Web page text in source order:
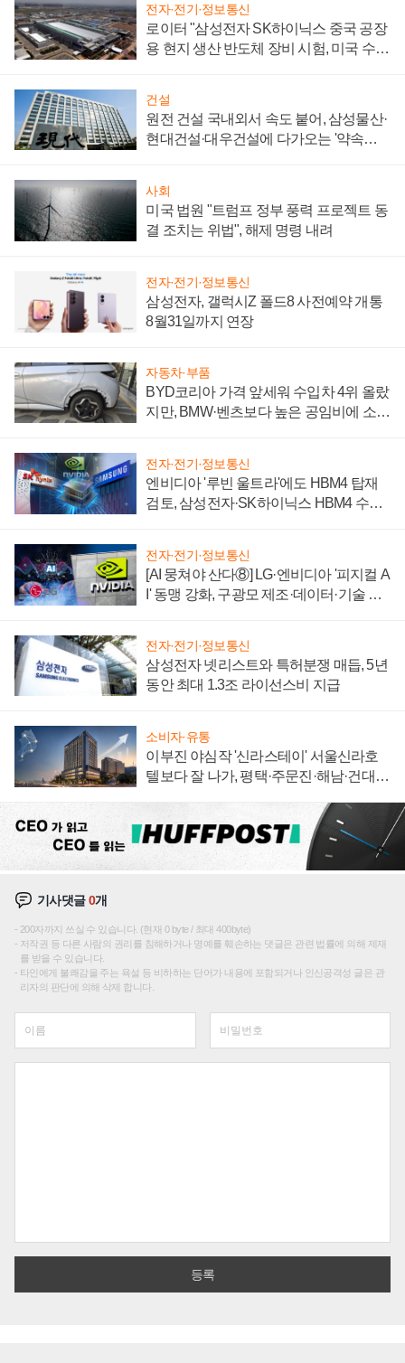
전자·전기·정보통신
로이터 "삼성전자 SK하이닉스 중국 공장
용 현지 생산 반도체 장비 시험, 미국 수출
건설
원전 건설 국내외서 속도 붙어, 삼성물산·
현대건설·대우건설에 다가오는 '약속의
사회
미국 법원 "트럼프 정부 풍력 프로젝트 동
결 조치는 위법", 해제 명령 내려
전자·전기·정보통신
삼성전자, 갤럭시Z 폴드8 사전예약 개통
8월31일까지 연장
자동차·부품
BYD코리아 가격 앞세워 수입차 4위 올랐
지만, BMW·벤츠보다 높은 공임비에 소비
전자·전기·정보통신
엔비디아 '루빈 울트라'에도 HBM4 탑재
검토, 삼성전자·SK하이닉스 HBM4 수율
전자·전기·정보통신
[AI 뭉쳐야 산다⑧] LG·엔비디아 '피지컬 A
I' 동맹 강화, 구광모 제조·데이터·기술 결
전자·전기·정보통신
삼성전자 넷리스트와 특허분쟁 매듭, 5년
동안 최대 1.3조 라이선스비 지급
소비자·유통
이부진 야심작 '신라스테이' 서울신라호
텔보다 잘 나가, 평택·주문진·해남·건대로
기사댓글0개
200자까지 쓰실 수 있습니다. (현재 0 byte / 최대 400byte)
저작권 등 다른 사람의 권리를 침해하거나 명예를 훼손하는 댓글은 관련 법률에 의해 제재
를 받을 수 있습니다.
타인에게 불쾌감을 주는 욕설 등 비하하는 단어가 내용에 포함되거나 인신공격성 글은 관
리자의 판단에 의해 삭제 합니다.